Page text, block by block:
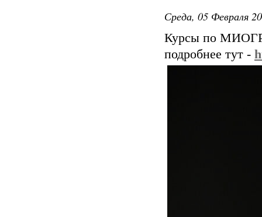
Среда, 05 Февраля
Курсы по
подробнее тут -